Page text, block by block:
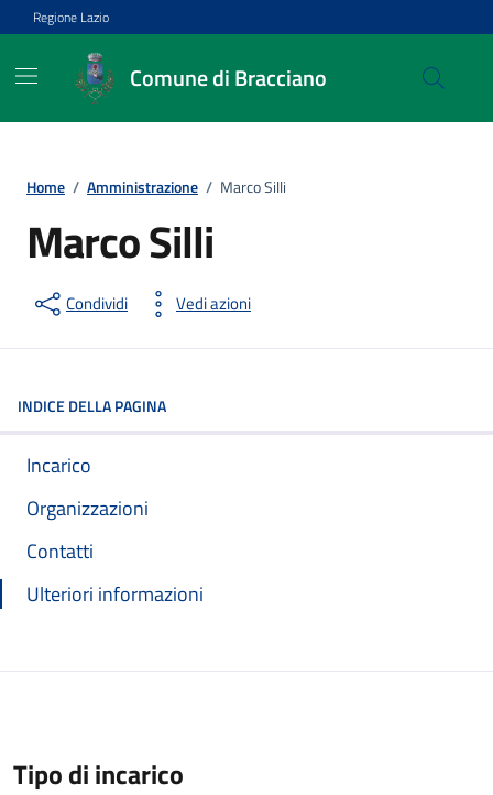
Vai ai contenuti
Vai al footer
Regione Lazio
Comune di Bracciano
Home / Amministrazione / Marco Silli
Marco Silli
Condividi Vedi azioni
INDICE DELLA PAGINA
Incarico
Organizzazioni
Contatti
Ulteriori informazioni
Tipo di incarico